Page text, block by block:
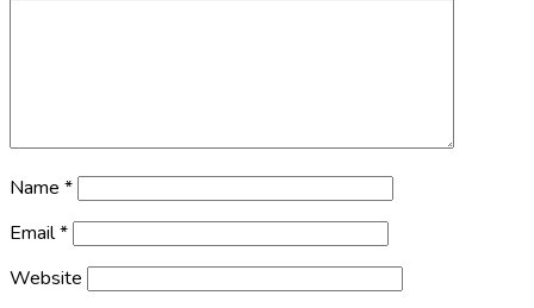
Name *
Email*
Website